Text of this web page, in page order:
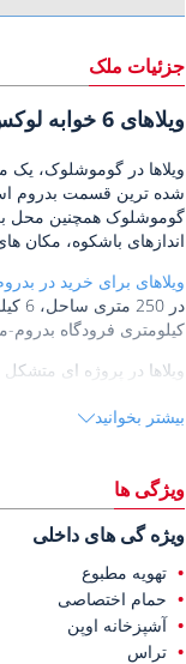
جزئیات ملک
ویلاهای 6 خوابه لوکس با موقعیت منحصر به فرد در بدروم، گوموشلوک
ویلاها در گوموشلوک،
شده ترین قسمت بدروم
گوموشلوک همچنین محل
اندازهای باشکوه، مکان
ویلاهای برای خرید در
کیلومتری فرودگاه بدروم-
ویلاها دارای روکش سنگ
بیشتر بخوانید
ویژگی ها
ویژه گی های داخلی
تهویه مطبوع
حمام اختصاصی
آشپزخانه اوپن
تراس